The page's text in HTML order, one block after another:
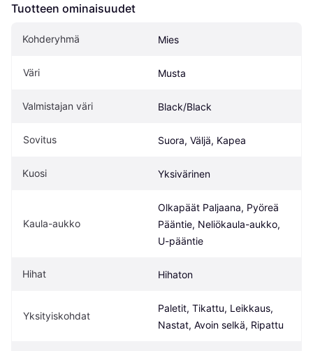
Tuotteen ominaisuudet
Kohderyhmä Mies
Väri Musta
Valmistajan väri Black/Black
Sovitus Suora, Väljä, Kapea
Kuosi Yksivärinen
Kaula-aukko
Olkapäät Paljaana, Pyöreä
Pääntie, Neliökaula-aukko,
U-pääntie
Hihat Hihaton
Yksityiskohdat
Paletit, Tikattu, Leikkaus,
Nastat, Avoin selkä, Ripattu